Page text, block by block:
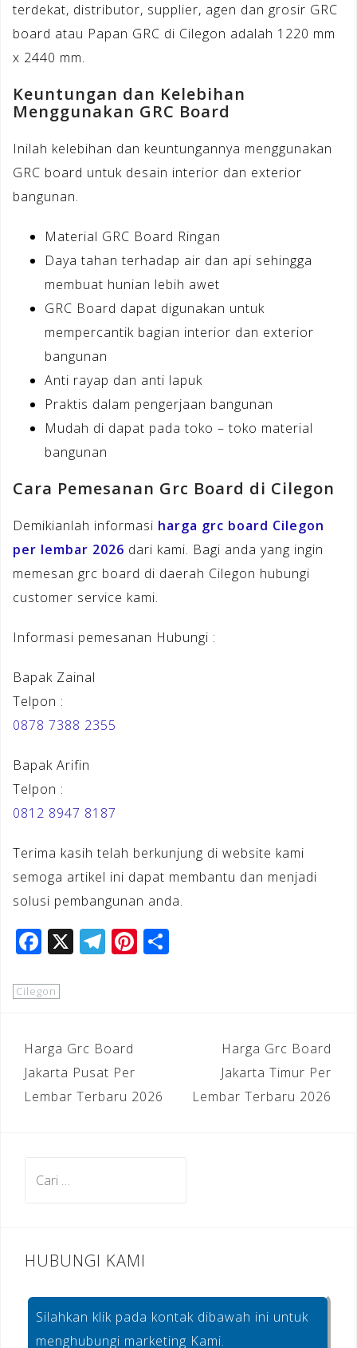
terdekat, distributor, supplier, agen dan grosir GRC
board atau Papan GRC di Cilegon adalah 1220 mm
x 2440 mm.
Keuntungan dan Kelebihan
Menggunakan GRC Board
Inilah kelebihan dan keuntungannya menggunakan
GRC board untuk desain interior dan exterior
bangunan.
Material GRC Board Ringan
Daya tahan terhadap air dan api sehingga
membuat hunian lebih awet
GRC Board dapat digunakan untuk
mempercantik bagian interior dan exterior
bangunan
Anti rayap dan anti lapuk
Praktis dalam pengerjaan bangunan
Mudah di dapat pada toko – toko material
bangunan
Cara Pemesanan Grc Board di Cilegon
Demikianlah informasi harga grc board Cilegon
per lembar 2026 dari kami. Bagi anda yang ingin
memesan grc board di daerah Cilegon hubungi
customer service kami.
Informasi pemesanan Hubungi :
Bapak Zainal
Telpon :
0878 7388 2355
Bapak Arifin
Telpon :
0812 8947 8187
Terima kasih telah berkunjung di website kami
semoga artikel ini dapat membantu dan menjadi
solusi pembangunan anda.
F
c
b
o
o
X T
a
m
Pi
Cilegon
Navigasi
pos
Harga Grc Board
Jakarta Pusat Per
Lembar Terbaru 2026
Harga Grc Board
Jakarta Timur Per
Lembar Terbaru 2026
HUBUNGI KAMI
Silahkan klik pada kontak dibawah ini untuk
menghubungi marketing Kami.